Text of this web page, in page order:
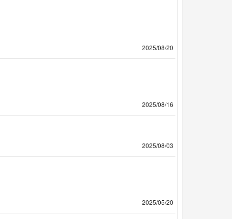
2025/08/20
2025/08/16
2025/08/03
2025/05/20